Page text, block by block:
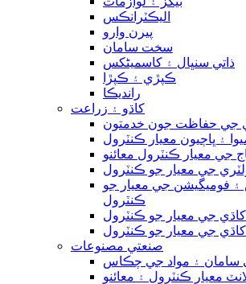
اليڪٽرانڪس
پيرن وارو
سخت سامان
ذاتي سنڀال ۽ کاسمیٹکس
ڪپڙي ۽ ڪپڙا
رانديڪا
کاڌو ۽ زراعت
جي حفاظت جون خدمتون
۽ ڀاڄيون معيار ڪنٽرول
جي معيار ڪنٽرول معائنو
جي معيار جو ڪنٽرول
فوميگيشن جي معيار جو
ڪنٽرول
جي معيار جو ڪنٽرول
جي معيار جو ڪنٽرول
صنعتي مصنوعات
سامان ۽ مواد جي چڪاس
معيار ڪنٽرول ۽ معائنو